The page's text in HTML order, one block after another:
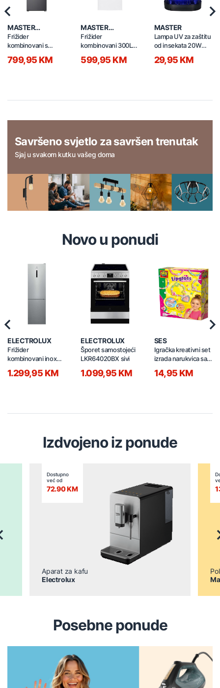
MASTER
PROFESSIONAL
Frižider
kombinovani s
dispanzerom za
vodu 335L BCD-
799,95 KM
MASTER
PROFESSIONAL
Frižider
kombinovani 300L
BDC-310 bijeli
599,95 KM
MASTER
Lampa UV za zaštitu
od insekata 20W
QP-MLR crna
29,95 KM
Savršeno svjetlo za savršen trenutak
Sjaj u svakom kutku vašeg doma
Novo u ponudi
ELECTROLUX
Frižider
kombinovani inox
LNT7ME36X3
1.299,95 KM
ELECTROLUX
Šporet samostojeći
LKR64020BX sivi
1.099,95 KM
SES
Igračka kreativni set
izrada narukvica sa
sjajem za usne
14700
14,95 KM
Izdvojeno iz ponude
Dostupno
već od
72.90 KM
Aparat za kafu
Electrolux
Posebne ponude